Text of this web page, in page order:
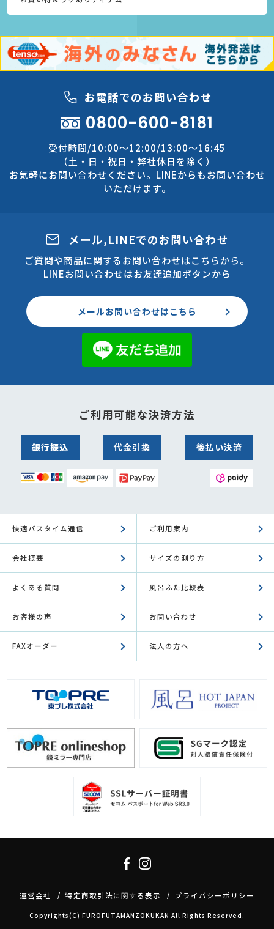
お電話でのお問い合わせ
0800-600-8181
受付時間/10:00～12:00/13:00～16:45
（土・日・祝日・弊社休日を除く）
お気軽にお問い合わせください。LINEからもお問い合わせ
いただけます。
メール,LINEでのお問い合わせ
ご質問や商品に関するお問い合わせはこちらから。
LINEお問い合わせはお友達追加ボタンから
メールお問い合わせはこちら
ご利用可能な決済方法
銀行振込 代金引換 後払い決済
快適バスタイム通信 ご利用案内
会社概要 サイズの測り方
よくある質問 風呂ふた比較表
お客様の声 お問い合わせ
FAXオーダー 法人の方へ
運営会社 特定商取引法に関する表示 プライバシーポリシー
Copyrights(C) FUROFUTAMANZOKUKAN All Rights Reserved.